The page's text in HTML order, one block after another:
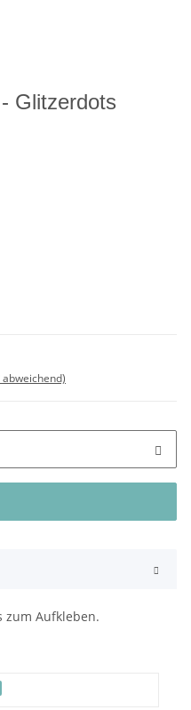
Glitzerdots
zum Aufkleben.